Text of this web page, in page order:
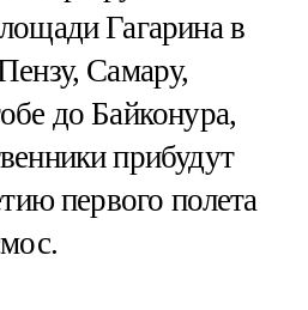
Гагарина в
Самару,
до Байконура,
прибудут
первого полета